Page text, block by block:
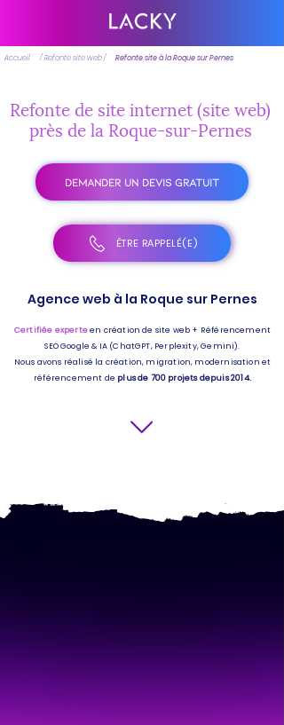
Accueil / Refonte site web / Refonte site à la Roque sur Pernes
Refonte de site internet (site web)
près de la Roque-sur-Pernes
DEMANDER UN DEVIS GRATUIT
ÊTRE RAPPELÉ(E)
Agence web à la Roque sur Pernes
Certifiée experteen création de site web + Référencement
SEO Google & IA (ChatGPT, Perplexity, Gemini).
Nous avons réalisé la création, migration, modernisation et
référencement de plus de 700 projets depuis 2014.